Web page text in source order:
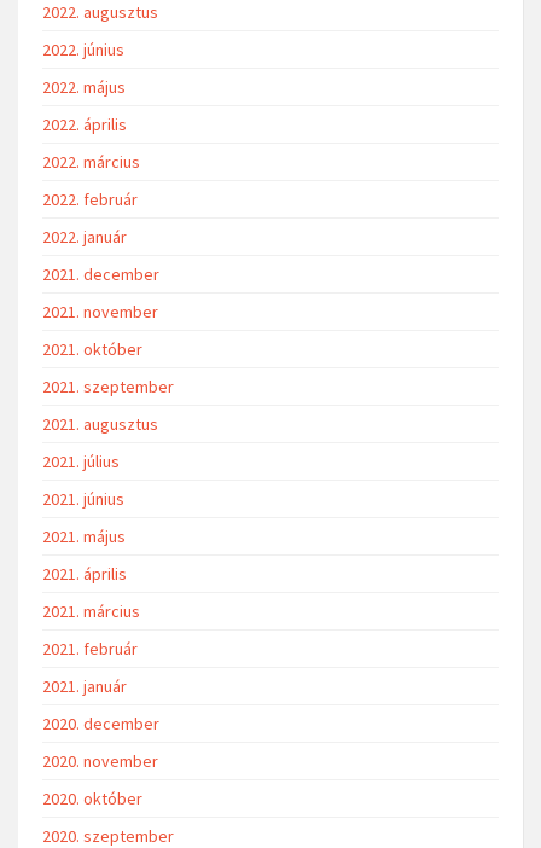
2022. augusztus
2022. június
2022. május
2022. április
2022. március
2022. február
2022. január
2021. december
2021. november
2021. október
2021. szeptember
2021. augusztus
2021. július
2021. június
2021. május
2021. április
2021. március
2021. február
2021. január
2020. december
2020. november
2020. október
2020. szeptember